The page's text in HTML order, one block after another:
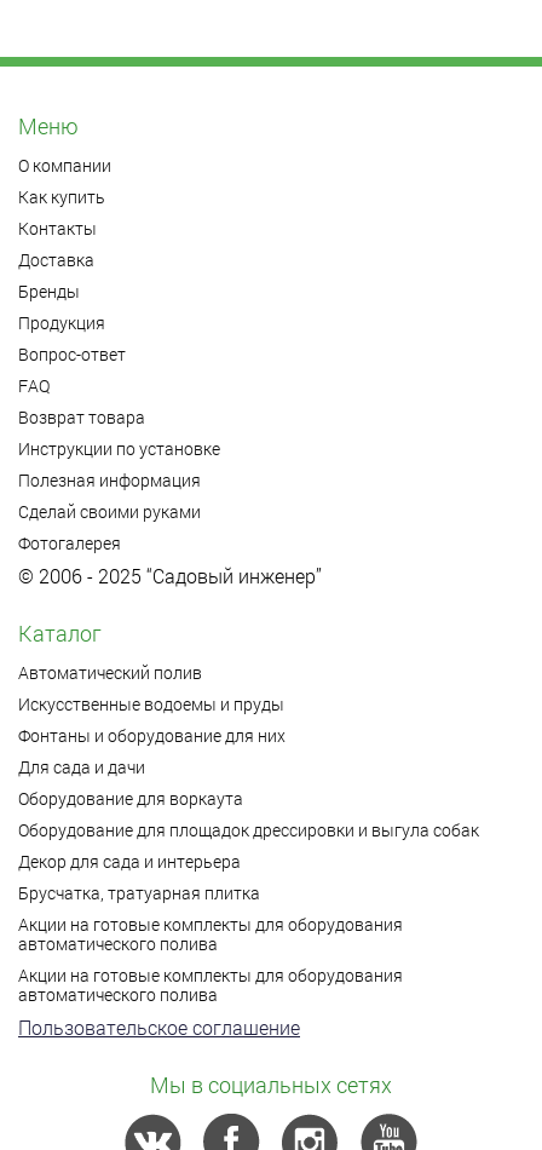
Меню
О компании
Как купить
Контакты
Доставка
Бренды
Продукция
Вопрос-ответ
FAQ
Возврат товара
Инструкции по установке
Полезная информация
Сделай своими руками
Фотогалерея
© 2006 - 2025 “Садовый инженер”
Каталог
Автоматический полив
Искусственные водоемы и пруды
Фонтаны и оборудование для них
Для сада и дачи
Оборудование для воркаута
Оборудование для площадок дрессировки и выгула собак
Декор для сада и интерьера
Брусчатка, тратуарная плитка
Акции на готовые комплекты для оборудования
автоматического полива
Акции на готовые комплекты для оборудования
автоматического полива
Пользовательское соглашение
Мы в социальных сетях